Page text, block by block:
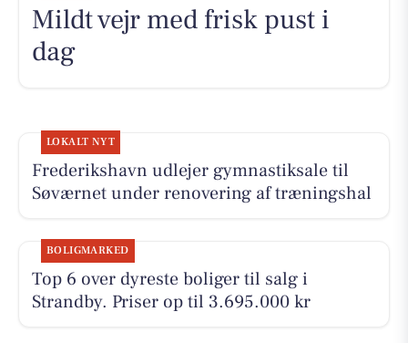
Mildt vejr med frisk pust i
dag
LOKALT NYT
Frederikshavn udlejer gymnastiksale til
Søværnet under renovering af træningshal
BOLIGMARKED
Top 6 over dyreste boliger til salg i
Strandby. Priser op til 3.695.000 kr